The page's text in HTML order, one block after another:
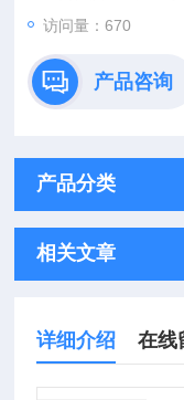
访问量：670
产品咨询
产品分类
相关文章
详细介绍 在线